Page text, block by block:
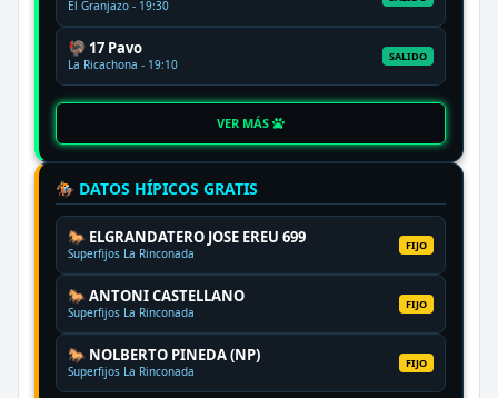
El Granjazo - 19:30
🦃 17 Pavo
La Ricachona - 19:10
SALIDO
VER MÁS
🏇 DATOS HÍPICOS GRATIS
🐎 ELGRANDATERO JOSE EREU 699
Superfijos La Rinconada
FIJO
🐎 ANTONI CASTELLANO
Superfijos La Rinconada
FIJO
🐎 NOLBERTO PINEDA (NP)
Superfijos La Rinconada
FIJO